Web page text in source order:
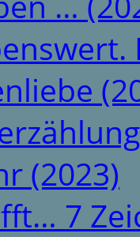
(2023)
7